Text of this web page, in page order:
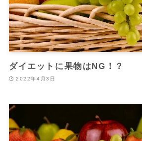
ダイエットに果物はNG！？
2022年4月3日